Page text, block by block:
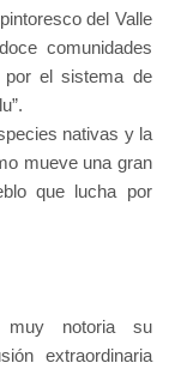
del Valle
comunidades
por el sistema de
nativas y la
mueve una gran
que lucha por
muy notoria su
extraordinaria